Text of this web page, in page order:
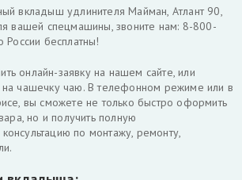
вкладыш удлинителя Майман, Атлант 90,
вашей спецмашины, звоните нам: 8-800-
бесплатны!
онлайн-заявку на нашем сайте, или
чашечку чаю. В телефонном режиме или в
вы сможете не только быстро оформить
но и получить полную
по монтажу, ремонту,